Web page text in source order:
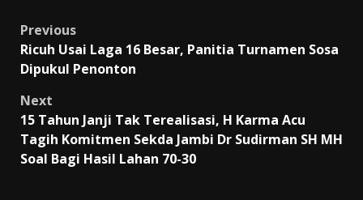
Post
navigation
Previous
Ricuh Usai Laga 16 Besar, Panitia Turnamen Sosa
Dipukul Penonton
Next
15 Tahun Janji Tak Terealisasi, H Karma Acu
Tagih Komitmen Sekda Jambi Dr Sudirman SH MH
Soal Bagi Hasil Lahan 70-30